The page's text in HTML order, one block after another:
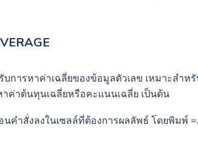
บการหาค่าเฉลี่ยของข้อมูลตัวเลข เหมาะสำห
ค่าต้นทุนเฉลี่ยหรือคะแนนเฉลี่ย เป็นต้น
นคำสั่งลงในเซลล์ที่ต้องการผลลัพธ์ โดยพิมพ์